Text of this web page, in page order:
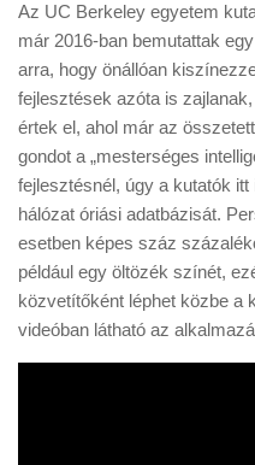
Tudástár
Tanácsok
Érdekességek
Helyszíni Riport
E-BB
Az UC Berkeley egyetem
már 2016-ban bemutattak
arra, hogy önállóan
fejlesztések azóta is
értek el, ahol már az
gondot a „mesterséges
fejlesztésnél, úgy a kutatók
hálózat óriási adatbázisát.
esetben képes száz
például egy öltözék színét,
közvetítőként léphet közbe a
videóban látható az